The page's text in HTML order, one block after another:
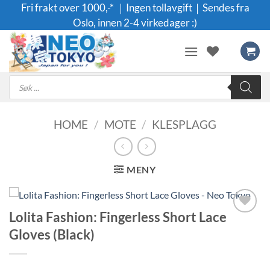
content
Fri frakt over 1000,-* ｜Ingen tollavgift｜Sendes fra
Oslo, innen 2-4 virkedager :)
Products
search
HOME / MOTE / KLESPLAGG
MENY
Legg til i
Lolita Fashion: Fingerless Short Lace
Gloves (Black)